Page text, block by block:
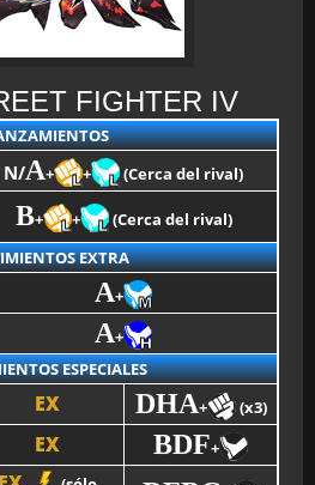
BÁSICA
TIER LIST
BMG-OST
FIGHTER IV
N/A+ +
(Cerca del rival)
B+ +
(Cerca del rival)
EXTRA
A+
A+
ESPECIALES
EX DHA+
(x3)
EX BDF+